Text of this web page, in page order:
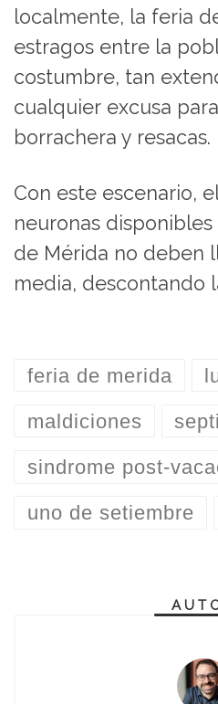
localmente, la feria
estragos entre la
costumbre, tan
cualquier excusa
borrachera y resacas.
Con este escenario,
neuronas
de Mérida no deben
media, descontando
feria de merida
maldiciones
sindrome post-
uno de setiembre